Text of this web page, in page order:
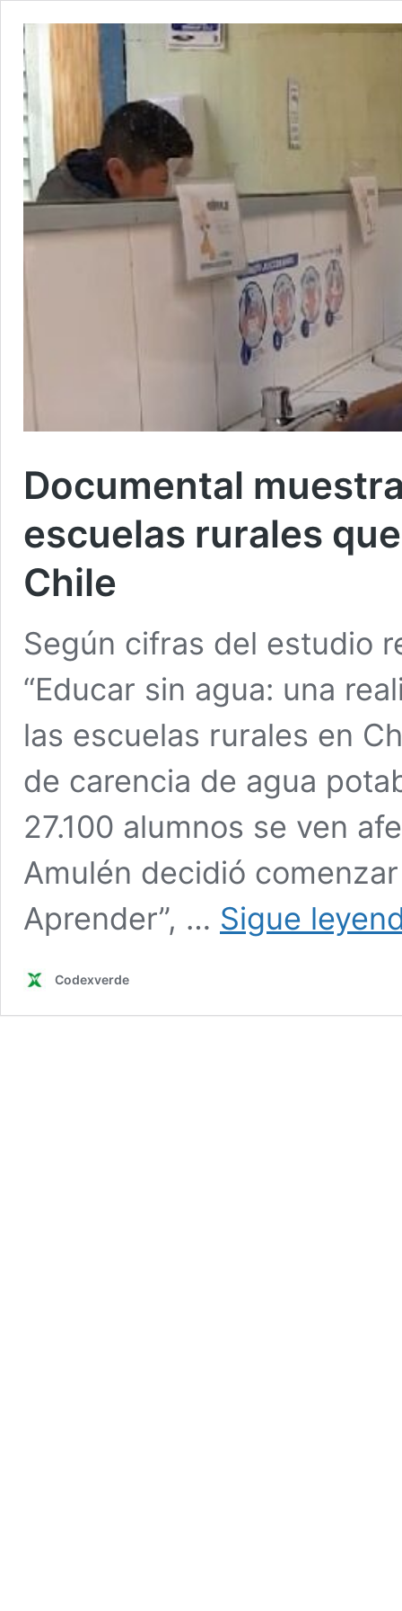
Documental
escuelas rurales
Chile
Según cifras del estudio
“Educar sin agua: una
las escuelas rurales en
de carencia de agua
27.100 alumnos se ven
Amulén decidió
Aprender”, … Sigue
Codexverde